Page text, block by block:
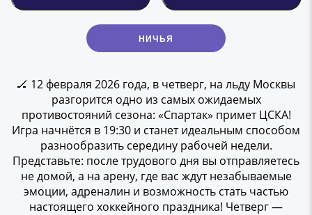
НИЧЬЯ
🏒 12 февраля 2026 года, в четверг, на льду Москвы
разгорится одно из самых ожидаемых
противостояний сезона: «Спартак» примет ЦСКА!
Игра начнётся в 19:30 и станет идеальным способом
разнообразить середину рабочей недели.
Представьте: после трудового дня вы отправляетесь
не домой, а на арену, где вас ждут незабываемые
эмоции, адреналин и возможность стать частью
настоящего хоккейного праздника! Четверг —